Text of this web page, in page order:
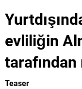
evliliğin
Teaser